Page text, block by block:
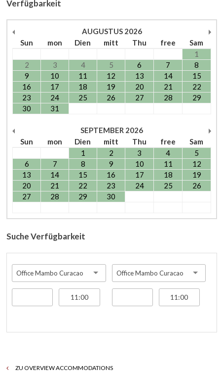
Verfügbarkeit
AUGUSTUS 2026
Sun
mon Dien mitt Thu free
Sam
1
2
3 4 5 6 7
8
9
10 11 12 13 14
15
16
17 18 19 20 21
22
23
24 25 26 27 28
29
30
31
SEPTEMBER 2026
Sun
mon Dien mitt Thu free
Sam
1
2 3 4
5
6
7 8 9 10 11
12
13
14 15 16 17 18
19
20
21 22 23 24 25
26
27
28 29 30
Suche Verfügbarkeit
Office Mambo Curacao Office Mambo Curacao
ZU OVERVIEW ACCOMMODATIONS